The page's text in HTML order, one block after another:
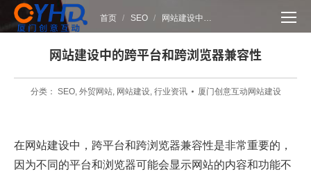
您在这里：
首页 SEO 网站建设中…
网站建设中的跨平台和跨浏览器兼容性
分类： SEO, 外贸网站, 网站建设, 行业资讯 厦门创意互动网站建设
在网站建设中，跨平台和跨浏览器兼容性是非常重要的，
因为不同的平台和浏览器可能会显示网站的内容和功能不